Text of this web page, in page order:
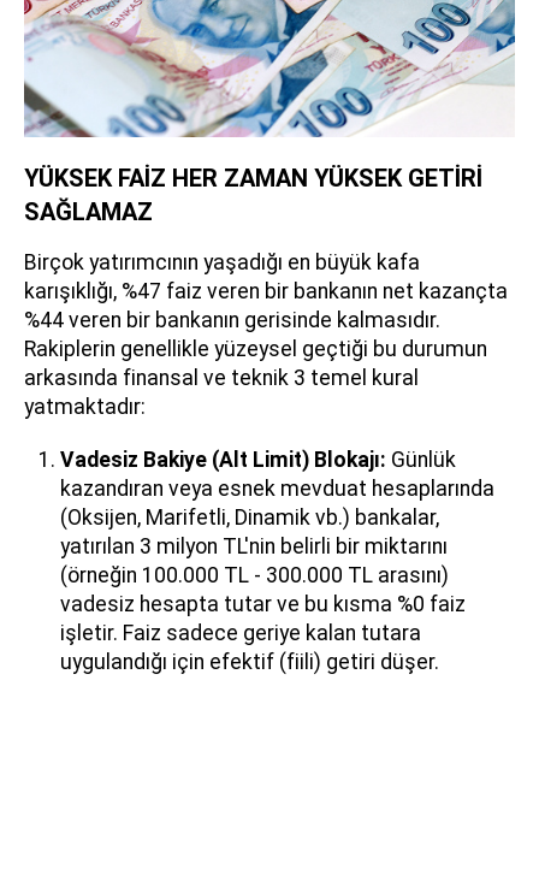
YÜKSEK FAİZ HER ZAMAN YÜKSEK GETİRİ
SAĞLAMAZ
Birçok yatırımcının yaşadığı en büyük kafa
karışıklığı, %47 faiz veren bir bankanın net kazançta
%44 veren bir bankanın gerisinde kalmasıdır.
Rakiplerin genellikle yüzeysel geçtiği bu durumun
arkasında finansal ve teknik 3 temel kural
yatmaktadır:
Vadesiz Bakiye (Alt Limit) Blokajı: Günlük
kazandıran veya esnek mevduat hesaplarında
(Oksijen, Marifetli, Dinamik vb.) bankalar,
yatırılan 3 milyon TL'nin belirli bir miktarını
(örneğin 100.000 TL - 300.000 TL arasını)
vadesiz hesapta tutar ve bu kısma %0 faiz
işletir. Faiz sadece geriye kalan tutara
uygulandığı için efektif (fiili) getiri düşer.